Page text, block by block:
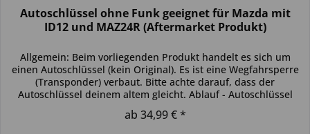
Autoschlüssel ohne Funk geeignet für Mazda mit
ID12 und MAZ24R (Aftermarket Produkt)
Allgemein: Beim vorliegenden Produkt handelt es sich um
einen Autoschlüssel (kein Original). Es ist eine Wegfahrsperre
(Transponder) verbaut. Bitte achte darauf, dass der
Autoschlüssel deinem altem gleicht. Ablauf - Autoschlüssel
ab 34,99 € *